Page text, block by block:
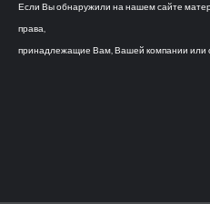
Если Вы обнаружили на нашем сайте
права,
принадлежащие Вам, Вашей компании или